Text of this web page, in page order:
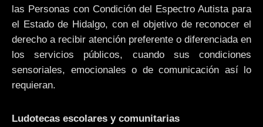
las Personas con Condición del Espectro Autista para
el Estado de Hidalgo, con el objetivo de reconocer el
derecho a recibir atención preferente o diferenciada en
los servicios públicos, cuando sus condiciones
sensoriales, emocionales o de comunicación así lo
requieran.
Ludotecas escolares y comunitarias